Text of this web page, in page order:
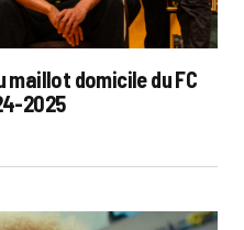
maillot domicile du FC
2025